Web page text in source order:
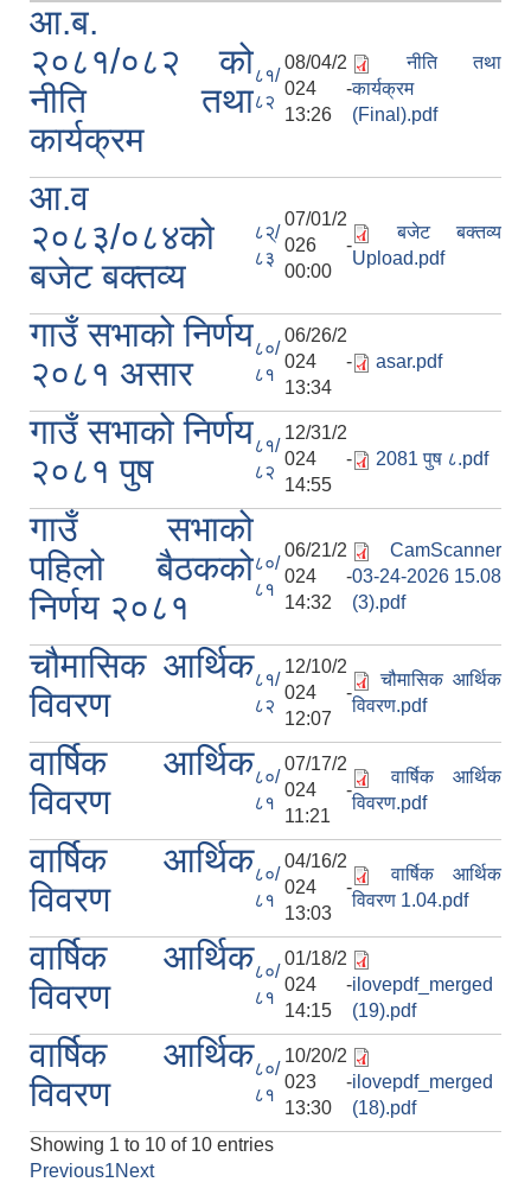
आ.ब.
२०८१/०८२ को
नीति तथा
कार्यक्रम
८१/
८२
08/04/2
024 -
13:26
नीति तथा
कार्यक्रम
(Final).pdf
आ.व
२०८३/०८४को
बजेट बक्तव्य
८२्/
८३
07/01/2
026 -
00:00
बजेट बक्तव्य
Upload.pdf
गाउँ सभाको निर्णय
२०८१ असार
८०/
८१
06/26/2
024 -
13:34
asar.pdf
गाउँ सभाको निर्णय
२०८१ पुष
८१/
८२
12/31/2
024 -
14:55
2081 पुष ८.pdf
गाउँ सभाको
पहिलो बैठकको
निर्णय २०८१
८०/
८१
06/21/2
024 -
14:32
CamScanner
03-24-2026 15.08
(3).pdf
चौमासिक आर्थिक
विवरण
८१/
८२
12/10/2
024 -
12:07
चौमासिक आर्थिक
विवरण.pdf
वार्षिक आर्थिक
विवरण
८०/
८१
07/17/2
024 -
11:21
वार्षिक आर्थिक
विवरण.pdf
वार्षिक आर्थिक
विवरण
८०/
८१
04/16/2
024 -
13:03
वार्षिक आर्थिक
विवरण 1.04.pdf
वार्षिक आर्थिक
विवरण
८०/
८१
01/18/2
024 -
14:15
ilovepdf_merged
(19).pdf
वार्षिक आर्थिक
विवरण
८०/
८१
10/20/2
023 -
13:30
ilovepdf_merged
(18).pdf
Showing 1 to 10 of 10 entries
Previous1Next